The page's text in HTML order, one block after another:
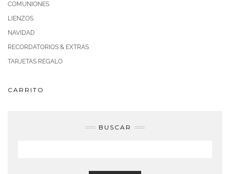
COMUNIONES
LIENZOS
NAVIDAD
RECORDATORIOS & EXTRAS
TARJETAS REGALO
CARRITO
BUSCAR